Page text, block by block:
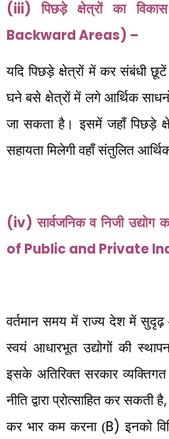
(iii)पिछड़े क्षेत्रों का
Backward Areas) –
यदि पिछड़े क्षेत्रों में कर संबंधी छूटें
घने बसे क्षेत्रों में लगे आर्थिक
जा सकता है। इसमें जहाँ पिछड़े
सहायता मिलेगी वहाँ संतुलित
(iv)सार्वजनिक व निजी उद्योग
of Public and Private
वर्तमान समय में राज्य देश में सुदृढ़
स्वयं आधारभूत उद्योगों की
इसके अतिरिक्त सरकार व्यक्तिगत
नीति द्वारा प्रोत्साहित कर सकती है
कर भार कम करना (B)इनको